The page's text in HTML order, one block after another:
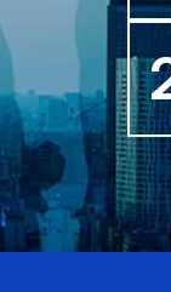
地政学リス
ェックリス